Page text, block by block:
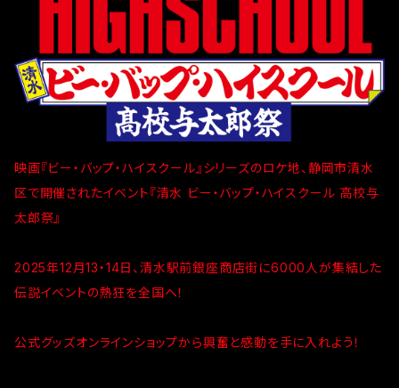
映画『ビー・バップ・ハイスクール』シリーズのロケ地、静岡市清水
区で開催されたイベント『清水 ビー・バップ・ハイスクール 高校与
太郎祭』
2025年12月13・14日、清水駅前銀座商店街に6000人が集結した
伝説イベントの熱狂を全国へ！
公式グッズオンラインショップから興奮と感動を手に入れよう！